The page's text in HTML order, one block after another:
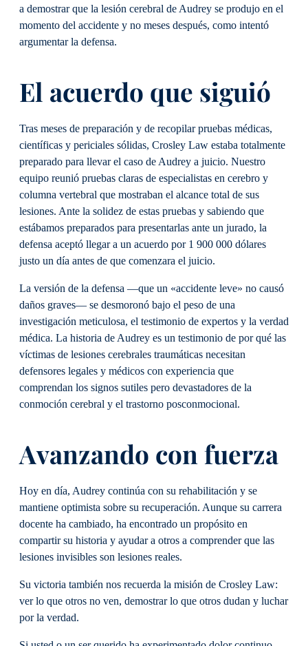
a demostrar que la lesión cerebral de Audrey se produjo en el
momento del accidente y no meses después, como intentó
argumentar la defensa.
El acuerdo que siguió
Tras meses de preparación y de recopilar pruebas médicas,
científicas y periciales sólidas, Crosley Law estaba totalmente
preparado para llevar el caso de Audrey a juicio. Nuestro
equipo reunió pruebas claras de especialistas en cerebro y
columna vertebral que mostraban el alcance total de sus
lesiones. Ante la solidez de estas pruebas y sabiendo que
estábamos preparados para presentarlas ante un jurado, la
defensa aceptó llegar a un acuerdo por 1 900 000 dólares
justo un día antes de que comenzara el juicio.
La versión de la defensa —que un «accidente leve» no causó
daños graves— se desmoronó bajo el peso de una
investigación meticulosa, el testimonio de expertos y la verdad
médica. La historia de Audrey es un testimonio de por qué las
víctimas de lesiones cerebrales traumáticas necesitan
defensores legales y médicos con experiencia que
comprendan los signos sutiles pero devastadores de la
conmoción cerebral y el trastorno posconmocional.
Avanzando con fuerza
Hoy en día, Audrey continúa con su rehabilitación y se
mantiene optimista sobre su recuperación. Aunque su carrera
docente ha cambiado, ha encontrado un propósito en
compartir su historia y ayudar a otros a comprender que las
lesiones invisibles son lesiones reales.
Su victoria también nos recuerda la misión de Crosley Law:
ver lo que otros no ven, demostrar lo que otros dudan y luchar
por la verdad.